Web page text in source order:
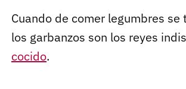
Cuando de comer legumbres
los garbanzos son los reyes
cocido.